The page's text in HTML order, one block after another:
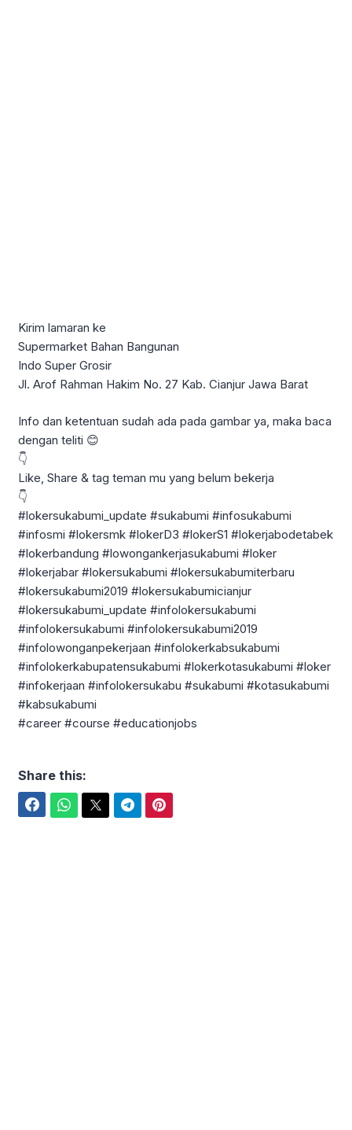
Kirim lamaran ke
Supermarket Bahan Bangunan
Indo Super Grosir
Jl. Arof Rahman Hakim No. 27 Kab. Cianjur Jawa Barat
Info dan ketentuan sudah ada pada gambar ya, maka baca
dengan teliti 😊
👇
Like, Share & tag teman mu yang belum bekerja
👇
#lokersukabumi_update #sukabumi #infosukabumi
#infosmi #lokersmk #lokerD3 #lokerS1 #lokerjabodetabek
#lokerbandung #lowongankerjasukabumi #loker
#lokerjabar #lokersukabumi #lokersukabumiterbaru
#lokersukabumi2019 #lokersukabumicianjur
#lokersukabumi_update #infolokersukabumi
#infolokersukabumi #infolokersukabumi2019
#infolowonganpekerjaan #infolokerkabsukabumi
#infolokerkabupatensukabumi #lokerkotasukabumi #loker
#infokerjaan #infolokersukabu #sukabumi #kotasukabumi
#kabsukabumi
#career #course #educationjobs
Share this: